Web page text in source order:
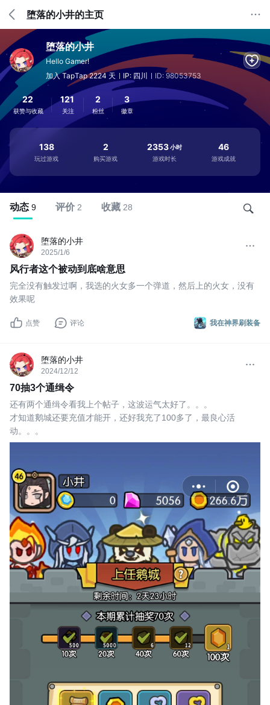
堕落的小井的主页
堕落的小井
Hello Gamer!
加入 TapTap 2224 天
IP: 四川 ID: 98053753
22
获赞与收藏
121
关注
2
粉丝
3
徽章
138
玩过游戏
2
购买游戏
2353小时
游戏时长
46
游戏成就
动态 9 评价 2 收藏 28
堕落的小井
2025/1/6
风行者这个被动到底啥意思
完全没有触发过啊，我选的火女多一个弹道，然后上的火女，没有
效果呢
我在神界刷装备
点赞 评论
堕落的小井
2024/12/12
70抽3个通缉令
还有两个通缉令看我上个帖子，这波运气太好了。。。
才知道鹅城还要充值才能开，还好我充了100多了，最良心活
动。。。